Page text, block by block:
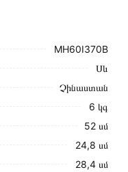
MH60I370B
Սև
Չինաստան
6 կգ
52 սմ
24,8 սմ
28,4 սմ